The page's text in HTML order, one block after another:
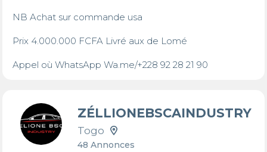
NB Achat sur commande usa
Prix 4.000.000 FCFA Livré aux de Lomé
Appel où WhatsApp Wa.me/+228 92 28 21 90
ZÉLLIONEBSCAINDUSTRY
Togo
48 Annonces